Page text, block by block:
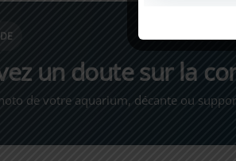
un doute sur la
de votre aquarium, décante ou